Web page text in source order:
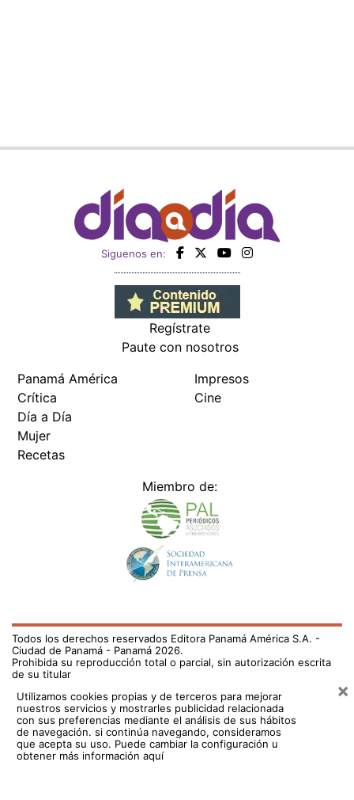
Siguenos en:
Regístrate
Paute con nosotros
Panamá América
Crítica
Día a Día
Mujer
Recetas
Impresos
Cine
Miembro de:
Todos los derechos reservados Editora Panamá América S.A. -
Ciudad de Panamá - Panamá 2026.
Prohibida su reproducción total o parcial, sin autorización escrita
de su titular
Utilizamos cookies propias y de terceros para mejorar
nuestros servicios y mostrarles publicidad relacionada
con sus preferencias mediante el análisis de sus hábitos
de navegación. si continúa navegando, consideramos
que acepta su uso. Puede cambiar la configuración u
obtener más información aquí
×